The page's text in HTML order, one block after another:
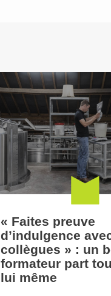
« Faites preuve
d’indulgence
collègues » : un
formateur part
lui même